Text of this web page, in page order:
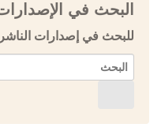
البحث في
للبحث في إصدارات